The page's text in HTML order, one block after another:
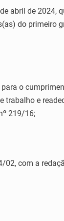
abril de 2024,
do primeiro
o
trabalho e
219/16;
02, com a